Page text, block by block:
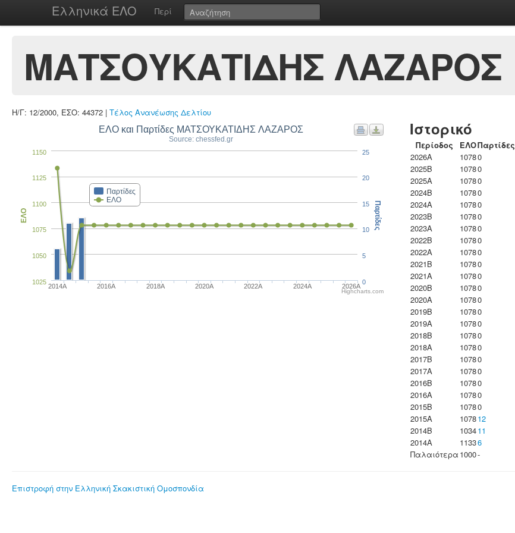
Ελληνικά ΕΛΟ Περί
ΜΑΤΣΟΥΚΑΤΙΔΗΣ ΛΑΖΑΡΟΣ
Η/Γ: 12/2000, ΕΣΟ: 44372 | Τέλος Ανανέωσης Δελτίου
ΕΛΟ και Παρτίδες ΜΑΤΣΟΥΚΑΤΙΔΗΣ ΛΑΖΑΡΟΣ
Source: chessfed.gr
Παρτίδες
ΕΛΟ
2014A 2016A 2018A 2020A 2022A 2024A 2026A
1025
1050
1075
1100
1125
1150
ΕΛΟ
0
5
10
15
20
25
Παρτίδες
Highcharts.com
Ιστορικό
Περίοδος ΕΛΟΠαρτίδες
2026A
10780
2025B
10780
2025A
10780
2024B
10780
2024A
10780
2023B
10780
2023Α
10780
2022B
10780
2022A
10780
2021B
10780
2021A
10780
2020B
10780
2020A
10780
2019B
10780
2019A
10780
2018B
10780
2018A
10780
2017B
10780
2017A
10780
2016B
10780
2016A
10780
2015B
10780
2015A
107812
2014B
103411
2014A
11336
Παλαιότερα 1000-
Επιστροφή στην Ελληνική Σκακιστική Ομοσπονδία